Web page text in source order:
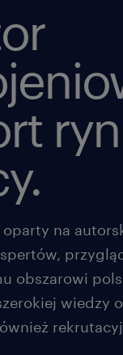
oparty na
obszarowi
wiedzy